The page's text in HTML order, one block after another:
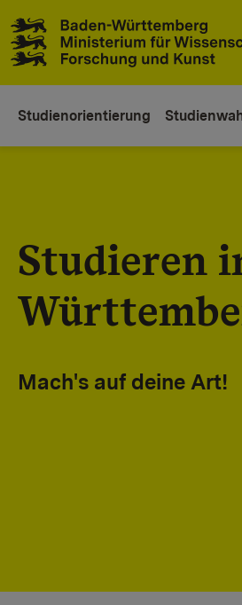
Studienorientierung
Studieren
Mach's auf deine Art!